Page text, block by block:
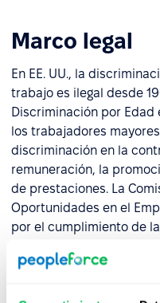
Marco legal
En EE. UU., la
trabajo es ilegal desde
Discriminación por Edad
los trabajadores
discriminación en la
remuneración, la
de prestaciones. La
Oportunidades en el
por el cumplimiento de
aunque el nivel de